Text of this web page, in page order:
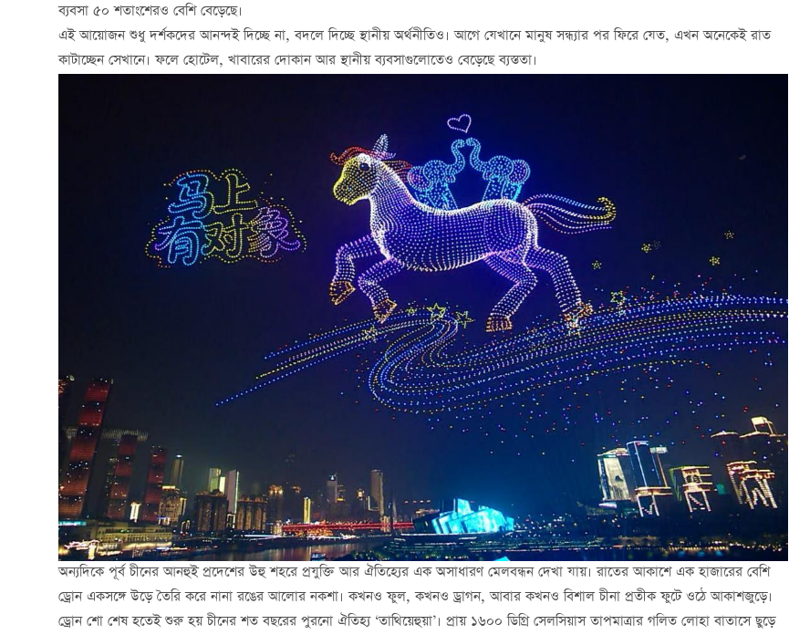
ব্যবসা ৫০ শতাংশেরও বেশি বেড়েছে।
এই আয়োজন শুধু দর্শকদের আনন্দই দিচ্ছে না, বদলে দিচ্ছে স্থানীয় অর্থনীতিও। আগে যেখানে মানুষ সন্ধ্যার পর ফিরে যেত, এখন অনেকেই রাত
কাটাচ্ছেন সেখানে। ফলে হোটেল, খাবারের দোকান আর স্থানীয় ব্যবসাগুলোতেও বেড়েছে ব্যস্ততা।
অন্যদিকে পূর্ব চীনেরআনহুইপ্রদেশের উহু শহরে প্রযুক্তি আর ঐতিহ্যের এক অসাধারণ মেলবন্ধন দেখা যায়। রাতের আকাশে এক হাজারের বেশি
ড্রোন একসঙ্গে উড়ে তৈরি করে নানা রঙের আলোর নকশা। কখনও ফুল, কখনও ড্রাগন, আবার কখনও বিশাল চীনা প্রতীক ফুটে ওঠে আকাশজুড়ে।
ড্রোন শো শেষ হতেই শুরু হয় চীনের শত বছরের পুরনো ঐতিহ্য ‘তাথিয়েহুয়া’। প্রায় ১৬০০ ডিগ্রি সেলসিয়াস তাপমাত্রার গলিত লোহা বাতাসে ছুড়ে